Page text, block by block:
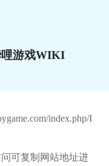
哩游戏WIKI
index.php/I
可复制网站地址进